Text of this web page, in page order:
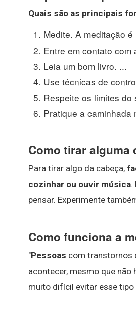
Quais são as principais
Medite. A meditação
Entre em contato com
Leia um bom livro. ...
Use técnicas de
Respeite os limites do
Pratique a caminhada
Como tirar alguma
Para tirar algo da cabeça,
cozinhar ou ouvir música.
pensar. Experimente
Como funciona a
"Pessoas com transtornos
acontecer, mesmo que não
muito difícil evitar esse tipo